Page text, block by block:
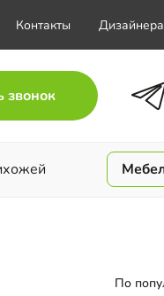
Контакты
звонок
По